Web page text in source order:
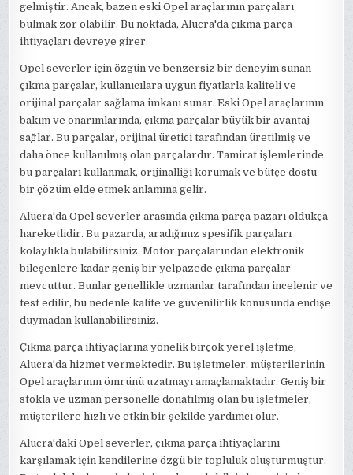
gelmiştir. Ancak, bazen eski Opel araçlarının parçaları
bulmak zor olabilir. Bu noktada, Alucra'da çıkma parça
ihtiyaçları devreye girer.
Opel severler için özgün ve benzersiz bir deneyim sunan
çıkma parçalar, kullanıcılara uygun fiyatlarla kaliteli ve
orijinal parçalar sağlama imkanı sunar. Eski Opel araçlarının
bakım ve onarımlarında, çıkma parçalar büyük bir avantaj
sağlar. Bu parçalar, orijinal üretici tarafından üretilmiş ve
daha önce kullanılmış olan parçalardır. Tamirat işlemlerinde
bu parçaları kullanmak, orijinalliği korumak ve bütçe dostu
bir çözüm elde etmek anlamına gelir.
Alucra'da Opel severler arasında çıkma parça pazarı oldukça
hareketlidir. Bu pazarda, aradığınız spesifik parçaları
kolaylıkla bulabilirsiniz. Motor parçalarından elektronik
bileşenlere kadar geniş bir yelpazede çıkma parçalar
mevcuttur. Bunlar genellikle uzmanlar tarafından incelenir ve
test edilir, bu nedenle kalite ve güvenilirlik konusunda endişe
duymadan kullanabilirsiniz.
Çıkma parça ihtiyaçlarına yönelik birçok yerel işletme,
Alucra'da hizmet vermektedir. Bu işletmeler, müşterilerinin
Opel araçlarının ömrünü uzatmayı amaçlamaktadır. Geniş bir
stokla ve uzman personelle donatılmış olan bu işletmeler,
müşterilere hızlı ve etkin bir şekilde yardımcı olur.
Alucra'daki Opel severler, çıkma parça ihtiyaçlarını
karşılamak için kendilerine özgü bir topluluk oluşturmuştur.